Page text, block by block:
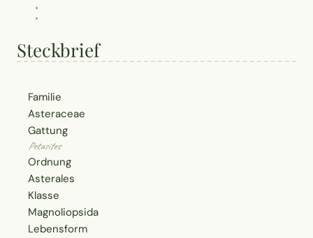
Steckbrief
Familie
Asteraceae
Gattung
Petasites
Ordnung
Asterales
Klasse
Magnoliopsida
Lebensform